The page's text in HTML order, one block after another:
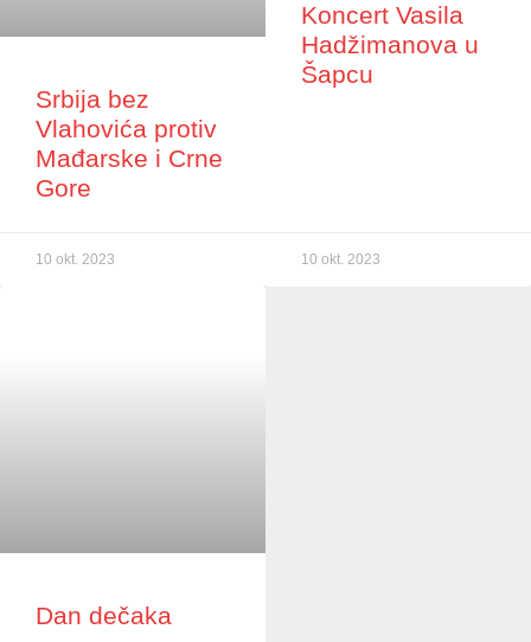
Srbija bez
Vlahovića protiv
Mađarske i Crne
Gore
10 okt. 2023
Koncert Vasila
Hadžimanova u
Šapcu
10 okt. 2023
Dan dečaka